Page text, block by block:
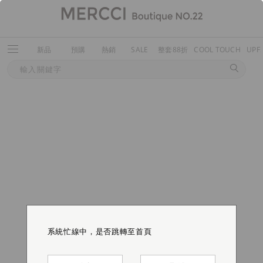
新品 預購 熱銷 SALE 整套88折 COOL TOUCH
系統忙線中，是否跳轉至首頁
系統忙線中，是否跳轉至首頁
系統忙線中，是否跳轉至首頁
系統忙線中，是否跳轉至首頁
系統忙線中，是否跳轉至首頁